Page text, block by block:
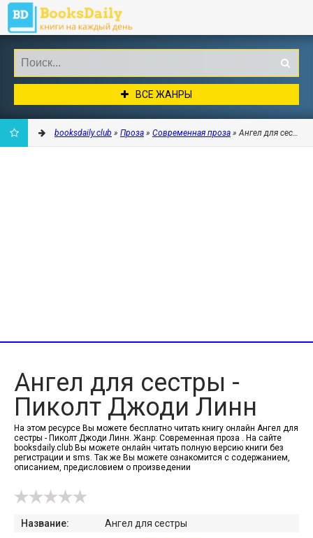
ВСЕ ЖАНРЫ
booksdaily.club » Проза » Современная проза » Ангел для
Ангел для сестры -
Пиколт Джоди Линн
На этом ресурсе Вы можете бесплатно читать книгу онлайн Ангел для
сестры - Пиколт Джоди Линн. Жанр: Современная проза . На сайте
booksdaily.club Вы можете онлайн читать полную версию книги без
регистрации и sms. Так же Вы можете ознакомится с содержанием,
описанием, предисловием о произведении
Название: Ангел для сестры